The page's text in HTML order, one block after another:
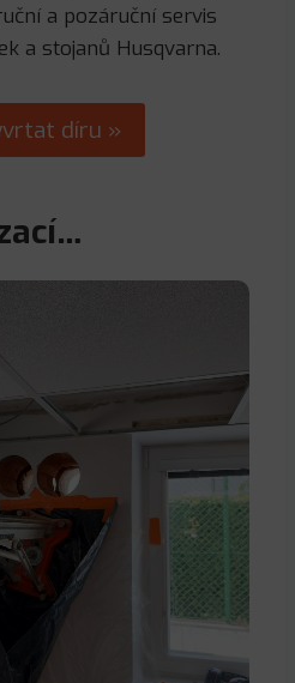
a pozáruční servis
a stojanů Husqvarna.
díru »